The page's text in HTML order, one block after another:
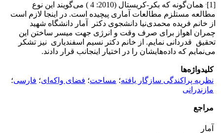
[1]
همان‌گونه که بکر-کریستال (2010: 4 ) می‌گویند این نوع
مطالعه مستلزم مطالعات آماری پیچیده است. در اینجا لازم است
از خانم فریده محمدی‌نیا دانشجوی دکتر آمار دانشگاه شهید
چمران اهواز برای صرف وقت و انرژی جهت میسر ساختن این
تحقیق قدردانی نمایم. از خانم دکتر نسیم اسفندیاری نیز تشکر
می‌نمایم که داده‌هایشان را در اختیار اینجانب قرار دادند.
کلیدواژه‌ها
نظریه پراکندگی سازگار یافته؛ مساحت؛ فضای واکه‌ای؛ فارسی؛
مازندرانی
مراجع
آمار